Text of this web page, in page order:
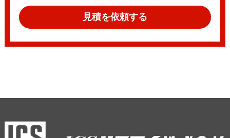
見積を依頼する